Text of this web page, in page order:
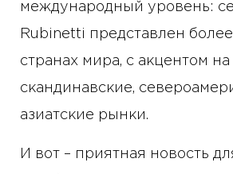
международный уровень:
Rubinetti представлен
странах мира, с акцентом на
скандинавские,
азиатские рынки.
И вот – приятная новость